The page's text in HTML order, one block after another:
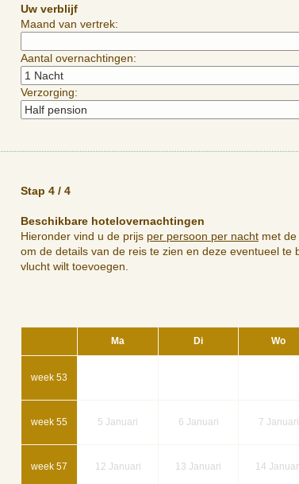
Uw verblijf
Maand van vertrek:
Aantal overnachtingen:
Verzorging:
Stap 4 / 4
Beschikbare hotelovernachtingen
Hieronder vind u de prijs per persoon per nacht met
om de details van de reis te zien en deze eventueel
vlucht wilt toevoegen.
Ma Di Wo
week 53
week 55 5 Januari 6 Januari 7 Januari
week 57 12 Januari 13 Januari 14